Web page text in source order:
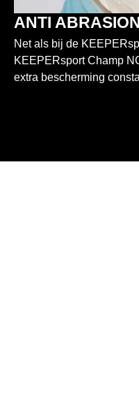
ANTI
Net als bij de
KEEPERsport Champ
extra bescherming